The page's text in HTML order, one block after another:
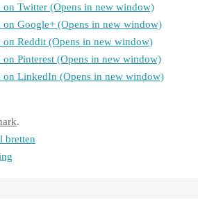
on Twitter (Opens in new window)
on Google+ (Opens in new window)
on Reddit (Opens in new window)
on Pinterest (Opens in new window)
on LinkedIn (Opens in new window)
.
bretten